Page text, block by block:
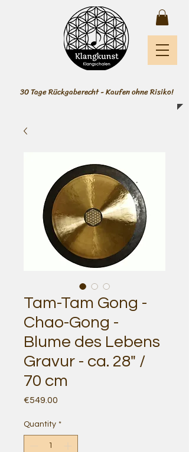
30 Tage Rückgaberecht - Kaufen ohne Risiko!
Tam-Tam Gong -
Chao-Gong -
Blume des Lebens
Gravur - ca. 28" /
70 cm
€549.00
Quantity *